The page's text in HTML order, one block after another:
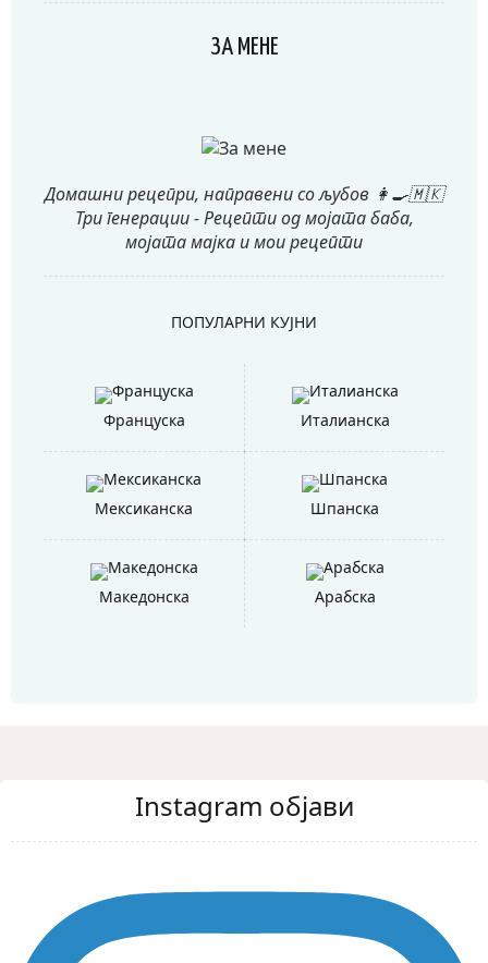
ЗА МЕНЕ
Домашни рецепри, направени со љубов 👩‍🍳🇲🇰
Три генерации - Рецепти од мојата баба,
мојата мајка и мои рецепти
ПОПУЛАРНИ КУЈНИ
Француска Италианска
Мексиканска Шпанска
Македонска Арабска
Instagram објави